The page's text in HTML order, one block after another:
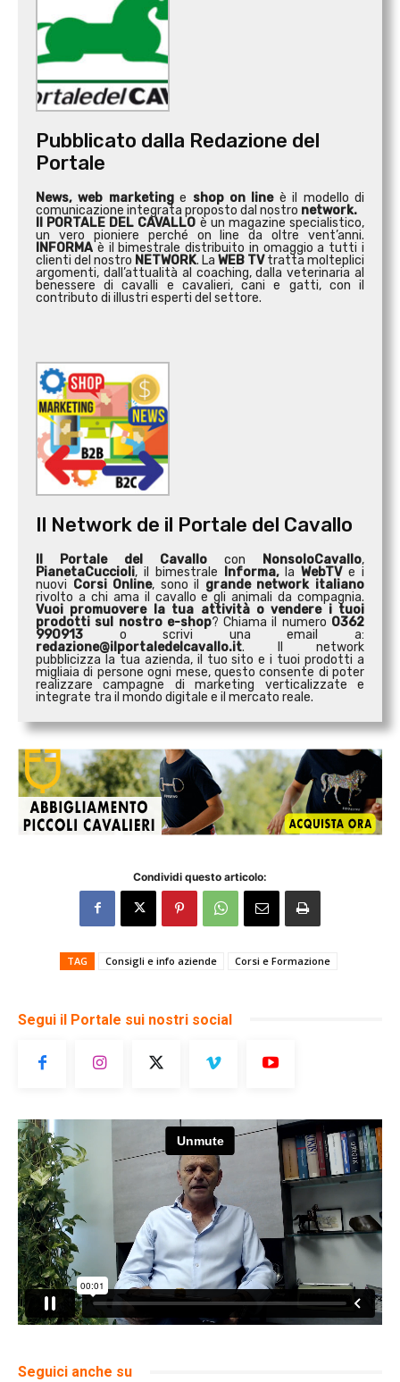
Pubblicato dalla Redazione del
Portale
News, web marketinge shop on line è il modello di
comunicazione integrata proposto dal nostro network.
Il PORTALE DEL CAVALLO è un magazine specialistico,
un vero pioniere perché on line da oltre vent’anni.
INFORMA è il bimestrale distribuito in omaggio a tutti i
clienti del nostro NETWORK. La WEB TVtratta molteplici
argomenti, dall’attualità al coaching, dalla veterinaria al
benessere di cavalli e cavalieri, cani e gatti, con il
contributo di illustri esperti del settore.
Il Network de il Portale del Cavallo
Il Portale del Cavallo con NonsoloCavallo,
PianetaCuccioli, il bimestrale Informa,laWebTVe i
nuovi Corsi Online, sono il grande network italiano
rivolto a chi ama il cavallo e gli animali da compagnia.
Vuoi promuovere la tua attività ovendere i tuoi
prodotti sul nostro e-shop? Chiama il numero 0362
990913 o scrivi una email a:
redazione@ilportaledelcavallo.it. Il network
pubblicizza la tua azienda, il tuo sito e i tuoi prodotti a
migliaia di persone ogni mese, questo consente di poter
realizzare campagne di marketing verticalizzate e
integrate tra il mondo digitale e il mercato reale.
Condividi questo articolo:
TAG Consigli e info aziende Corsi e Formazione
Segui il Portale sui nostri social
Seguici anche su